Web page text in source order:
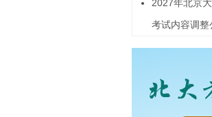
2027年北京
考试内容调整